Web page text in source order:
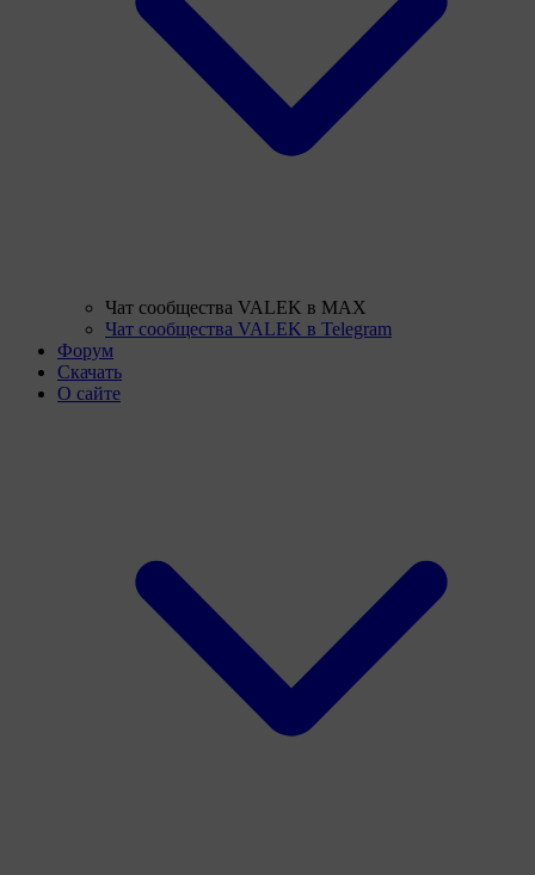
Чат сообщества VALEK в MAX
Чат сообщества VALEK в Telegram
Форум
Скачать
О сайте